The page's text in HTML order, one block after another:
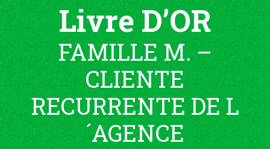
Livre D’OR
FAMILLE M. –
CLIENTE
RECURRENTE DE L
´AGENCE